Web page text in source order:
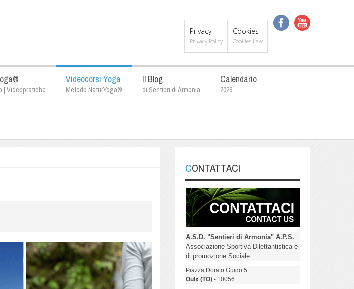
Privacy
Privacy Policy
Cookies
Cookies Law
| Videopratiche
Videocorsi Yoga
Metodo NaturYoga®
Il Blog
di Sentieri di Armonia
Calendario
2026
CONTATTACI
A.S.D. "Sentieri di Armonia" A.P.S.
Associazione Sportiva Dilettantistica e
di promozione Sociale.
Piazza Dorato Guido 5
Oulx (TO)- 10056